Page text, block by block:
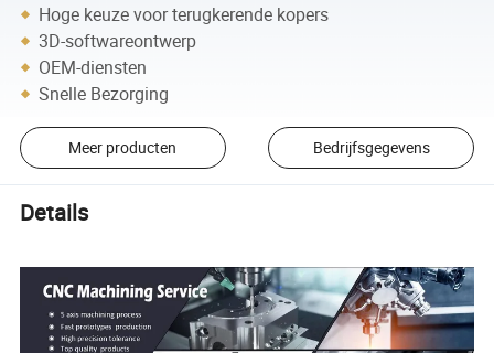
Hoge keuze voor terugkerende kopers
3D-softwareontwerp
OEM-diensten
Snelle Bezorging
Meer producten Bedrijfsgegevens
Details